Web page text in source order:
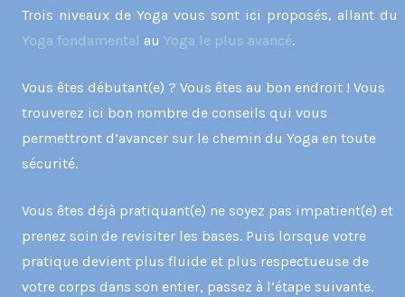
Trois niveaux de Yoga vous sont ici proposés, allant du
Yoga fondamental au Yoga le plus avancé.
Vous êtes débutant(e) ? Vous êtes au bon endroit ! Vous
trouverez ici bon nombre de conseils qui vous
permettront d’avancer sur le chemin du Yoga en toute
sécurité.
Vous êtes déjà pratiquant(e) ne soyez pas impatient(e) et
prenez soin de revisiter les bases. Puis lorsque votre
pratique devient plus fluide et plus respectueuse de
votre corps dans son entier, passez à l’étape suivante.